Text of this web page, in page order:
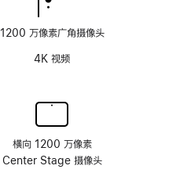
板
1200 万像素广角摄像头
4K 视频
横向 1200 万像素
Center Stage 摄像头